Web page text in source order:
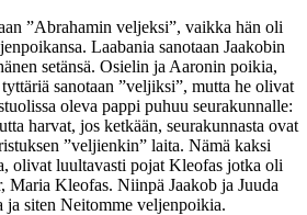
”Abrahamin veljeksi”, vaikka hän oli
Laabania sanotaan Jaakobin
setänsä. Osielin ja Aaronin poikia,
sanotaan ”veljiksi”, mutta he olivat
oleva pappi puhuu seurakunnalle:
harvat, jos ketkään, seurakunnasta ovat
”veljienkin” laita. Nämä kaksi
olivat luultavasti pojat Kleofas jotka oli
Maria Kleofas. Niinpä Jaakob ja Juuda
ja siten Neitomme veljenpoikia.